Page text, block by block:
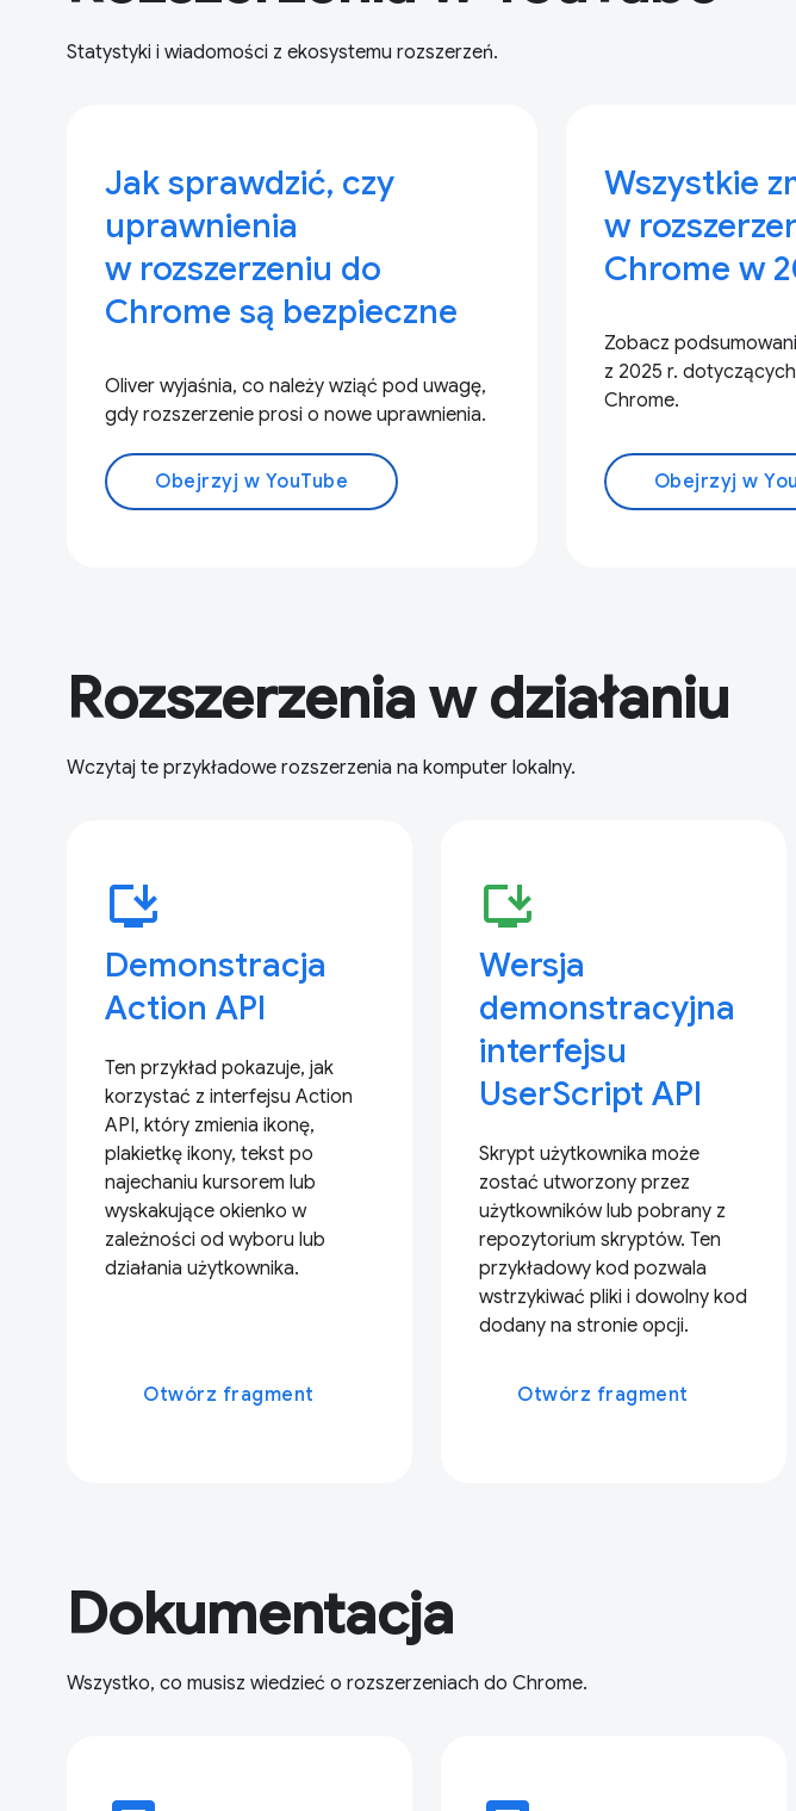
Statystyki i wiadomości z ekosystemu rozszerzeń.
Jak sprawdzić, czy
uprawnienia
w rozszerzeniu do
Chrome są bezpieczne
Oliver wyjaśnia, co należy wziąć pod uwagę,
gdy rozszerzenie prosi o nowe uprawnienia.
Obejrzyj w YouTube
Wszystkie
w
Chrome w
Zobacz
z 2025 r.
Chrome.
Obejrzyj w
Rozszerzenia w działaniu
Wczytaj te przykładowe rozszerzenia na komputer lokalny.
install_desktop
Demonstracja
Action API
Ten przykład pokazuje, jak
korzystać z interfejsu Action
API, który zmienia ikonę,
plakietkę ikony, tekst po
najechaniu kursorem lub
wyskakujące okienko w
zależności od wyboru lub
działania użytkownika.
Otwórz fragment
install_desktop
Wersja
demonstracyjna
interfejsu
UserScript API
Skrypt użytkownika może
zostać utworzony przez
użytkowników lub pobrany z
repozytorium skryptów. Ten
przykładowy kod pozwala
wstrzykiwać pliki i dowolny kod
dodany na stronie opcji.
Otwórz fragment
Dokumentacja
Wszystko, co musisz wiedzieć o rozszerzeniach do Chrome.